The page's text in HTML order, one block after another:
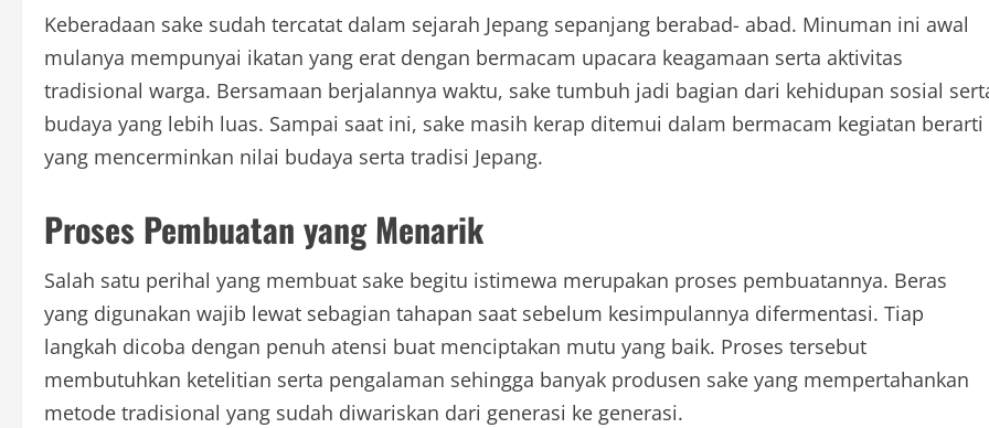
Keberadaan sake sudah tercatat dalam sejarah Jepang sepanjang berabad- abad. Minuman ini awal
mulanya mempunyai ikatan yang erat dengan bermacam upacara keagamaan serta aktivitas
tradisional warga. Bersamaan berjalannya waktu, sake tumbuh jadi bagian dari kehidupan sosial
budaya yang lebih luas. Sampai saat ini, sake masih kerap ditemui dalam bermacam kegiatan berarti
yang mencerminkan nilai budaya serta tradisi Jepang.
Proses Pembuatan yang Menarik
Salah satu perihal yang membuat sake begitu istimewa merupakan proses pembuatannya. Beras
yang digunakan wajib lewat sebagian tahapan saat sebelum kesimpulannya difermentasi. Tiap
langkah dicoba dengan penuh atensi buat menciptakan mutu yang baik. Proses tersebut
membutuhkan ketelitian serta pengalaman sehingga banyak produsen sake yang mempertahankan
metode tradisional yang sudah diwariskan dari generasi ke generasi.